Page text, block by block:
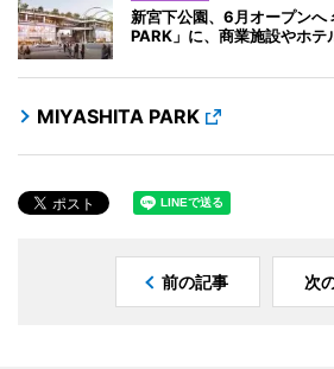
新宮下公園、6月オープン
PARK」に、商業施設やホテ
MIYASHITA PARK
前の記事 次